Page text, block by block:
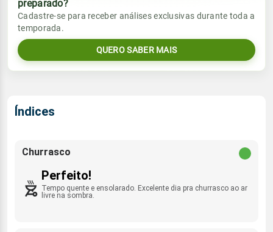
Umidade do ar
24%46%
Rajada de vento
Sol
06:22h às 17:53h
Lua
Chuva
0.0mm
Umidade do ar
Vento
E - 12km/h
Rajada de vento
Sol
preparado?
Cadastre-se para receber análises exclusivas durante toda a
temporada.
QUERO SABER MAIS
Índices
Churrasco
Perfeito!
Tempo quente e ensolarado. Excelente dia pra churrasco ao ar
livre na sombra.